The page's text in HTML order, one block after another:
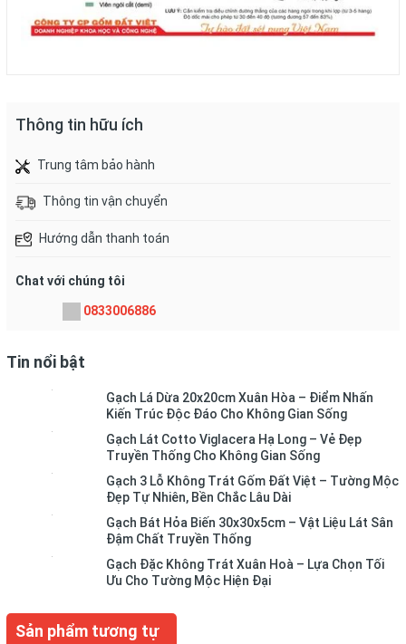
Thông tin hữu ích
Trung tâm bảo hành
Thông tin vận chuyển
Hướng dẫn thanh toán
Chat với chúng tôi
0833006886
Tin nổi bật
Gạch Lá Dừa 20x20cm Xuân Hòa – Điểm Nhấn
Kiến Trúc Độc Đáo Cho Không Gian Sống
Gạch Lát Cotto Viglacera Hạ Long – Vẻ Đẹp
Truyền Thống Cho Không Gian Sống
Gạch 3 Lỗ Không Trát Gốm Đất Việt – Tường Mộc
Đẹp Tự Nhiên, Bền Chắc Lâu Dài
Gạch Bát Hỏa Biến 30x30x5cm – Vật Liệu Lát Sân
Đậm Chất Truyền Thống
Gạch Đặc Không Trát Xuân Hoà – Lựa Chọn Tối
Ưu Cho Tường Mộc Hiện Đại
Sản phẩm tương tự